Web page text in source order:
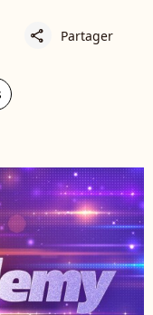
share Partager